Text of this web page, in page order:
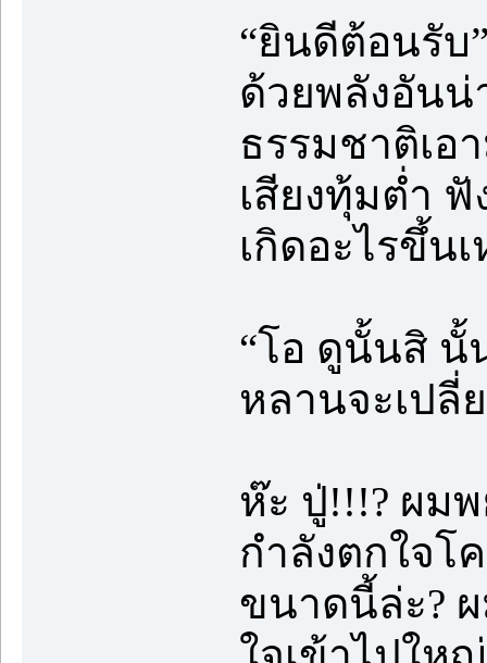
“ยินดีต้อนรับ
ด้วยพลังอันน่
ธรรมชาติเอ
เสียงทุ้มต่ำ
เกิดอะไรขึ้นเ
“โอ ดูนั้นสิ นั้
หลานจะเปลี่
ห๊ะ ปู่!!!? ผม
กำลังตกใจโ
ขนาดนี้ล่ะ?